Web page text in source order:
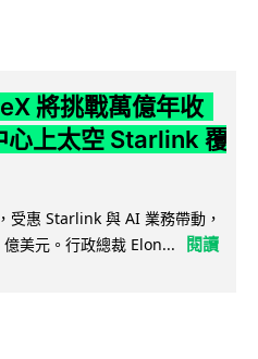
將挑戰萬億年收
心上太空 Starlink 覆
受惠 Starlink 與 AI 業務帶動，
美元。行政總裁 Elon...
閱讀